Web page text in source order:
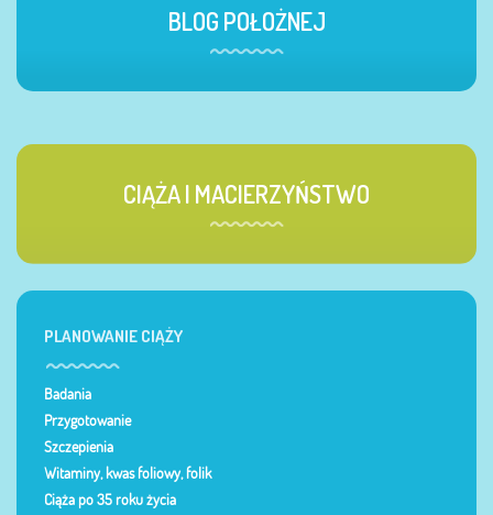
BLOG POŁOŻNEJ
CIĄŻA I MACIERZYŃSTWO
PLANOWANIE CIĄŻY
Badania
Przygotowanie
Szczepienia
Witaminy, kwas foliowy, folik
Ciąża po 35 roku życia